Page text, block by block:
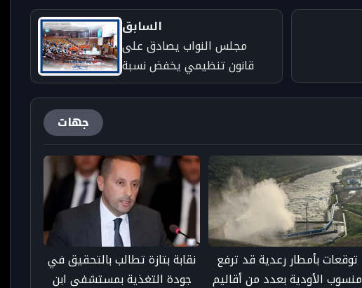
السابق
مجلس النواب يصادق على
قانون تنظيمي يخفض نسبة
التأهيل للمستقلين إلى 2%
ويشدد شروط الأهلية في
المعارضة
جهات
توقعات بأمطار رعدية قد ترفع
منسوب الأودية بعدد من أقاليم
نقابة بتازة تطالب بالتحقيق في
جودة التغذية بمستشفى ابن